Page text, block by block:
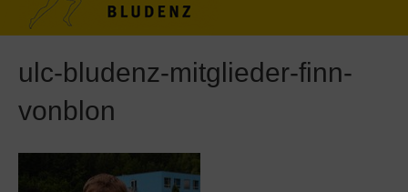
ulc-bludenz-mitglieder-finn-
vonblon